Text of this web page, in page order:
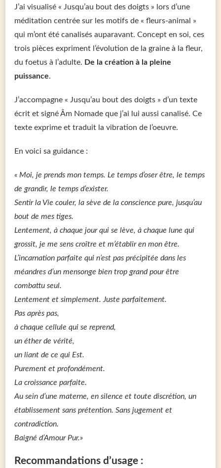
J’ai visualisé « Jusqu’au bout des doigts » lors d’une
méditation centrée sur les motifs de « fleurs-animal »
qui m’ont été canalisés auparavant. Concept en soi, ces
trois pièces expriment l’évolution de la graine à la fleur,
du foetus à l’adulte. De la création à la pleine
puissance.
J’accompagne « Jusqu’au bout des doigts » d’un texte
écrit et signé Âm Nomade que j’ai lui aussi canalisé. Ce
texte exprime et traduit la vibration de l’oeuvre.
En voici sa guidance :
« Moi, je prends mon temps. Le temps d’oser être, le temps
de grandir, le temps d’exister.
Sentir la Vie couler, la sève de la conscience pure, jusqu’au
bout de mes tiges.
Lentement, à chaque jour qui se lève, à chaque lune qui
grossit, je me sens croître et m’établir en mon être.
L’incarnation parfaite qui n’est pas précipitée dans les
méandres d’un mensonge bien trop grand pour être
combattu seul.
Lentement et simplement. Juste parfaitement.
Pas après pas,
à chaque cellule qui se reprend,
un éther de vérité,
un liant de ce qui Est.
Purement et profondément.
La croissance parfaite.
Au sein d’une materne, en silence et toute discrétion, un
établissement sans prétention. Sans jugement et
contradiction.
Baigné d’Amour Pur.»
Recommandations d’usage :